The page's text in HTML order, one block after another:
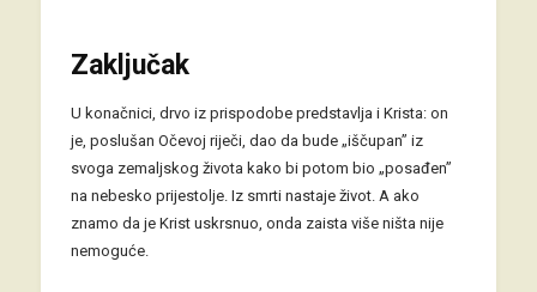
Zaključak
U konačnici, drvo iz prispodobe predstavlja i Krista: on
je, poslušan Očevoj riječi, dao da bude „iščupan” iz
svoga zemaljskog života kako bi potom bio „posađen”
na nebesko prijestolje. Iz smrti nastaje život. A ako
znamo da je Krist uskrsnuo, onda zaista više ništa nije
nemoguće.